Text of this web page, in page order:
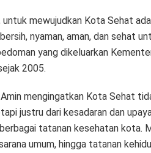
untuk mewujudkan Kota Sehat
nyaman, aman, dan sehat
yang dikeluarkan
2005.
Amin mengingatkan Kota Sehat
justru dari kesadaran dan
tatanan kesehatan kota.
umum, hingga tatanan